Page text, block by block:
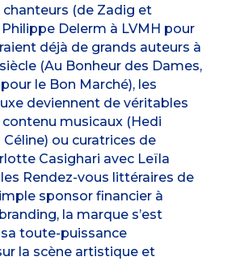
(de Zadig et
Delerm à LVMH pour
déjà de grands auteurs à
(Au Bonheur des Dames,
le Bon Marché), les
deviennent de véritables
musicaux (Hedi
ou curatrices de
Casighari avec Leïla
Rendez-vous littéraires de
sponsor financier à
la marque s’est
toute-puissance
la scène artistique et